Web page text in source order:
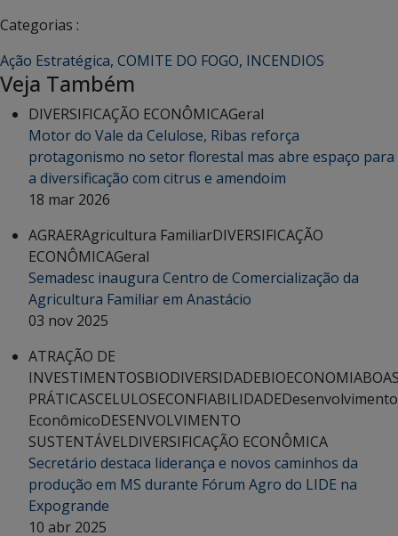
Categorias :
Ação Estratégica, COMITE DO FOGO, INCENDIOS
Veja Também
DIVERSIFICAÇÃO ECONÔMICAGeral
Motor do Vale da Celulose, Ribas reforça
protagonismo no setor florestal mas abre espaço para
a diversificação com citrus e amendoim
18 mar 2026
AGRAERAgricultura FamiliarDIVERSIFICAÇÃO
ECONÔMICAGeral
Semadesc inaugura Centro de Comercialização da
Agricultura Familiar em Anastácio
03 nov 2025
ATRAÇÃO DE
INVESTIMENTOSBIODIVERSIDADEBIOECONOMIA
PRÁTICASCELULOSECONFIABILIDADEDesenvolvimento
EconômicoDESENVOLVIMENTO
SUSTENTÁVELDIVERSIFICAÇÃO ECONÔMICA
Secretário destaca liderança e novos caminhos da
produção em MS durante Fórum Agro do LIDE na
Expogrande
10 abr 2025